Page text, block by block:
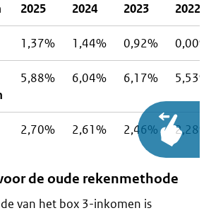
2025 2024 2023 2022
1,37% 1,44% 0,92% 0,00%
5,88% 6,04% 6,17% 5,53%
2,70% 2,61% 2,46% 2,28%
de oude rekenmethode
van het box 3-inkomen is